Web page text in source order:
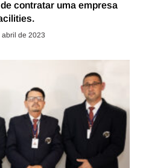
contratar uma empresa
abril de 2023